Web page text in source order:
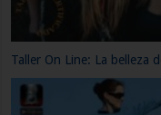
Valor de la Amistad